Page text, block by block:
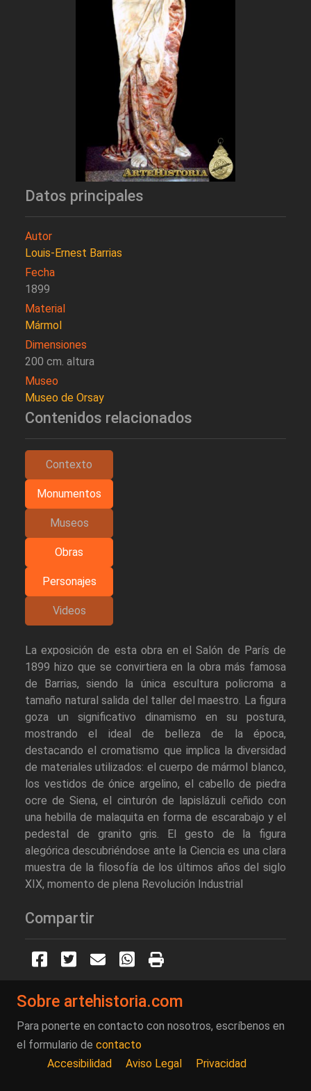
Datos principales
Autor
Louis-Ernest Barrias
Fecha
1899
Material
Mármol
Dimensiones
200 cm. altura
Museo
Museo de Orsay
Contenidos relacionados
Contexto
Monumentos
Museos
Obras
Personajes
Videos
La exposición de esta obra en el Salón de París de
1899 hizo que se convirtiera en la obra más famosa
de Barrias, siendo la única escultura policroma a
tamaño natural salida del taller del maestro. La figura
goza un significativo dinamismo en su postura,
mostrando el ideal de belleza de la época,
destacando el cromatismo que implica la diversidad
de materiales utilizados: el cuerpo de mármol blanco,
los vestidos de ónice argelino, el cabello de piedra
ocre de Siena, el cinturón de lapislázuli ceñido con
una hebilla de malaquita en forma de escarabajo y el
pedestal de granito gris. El gesto de la figura
alegórica descubriéndose ante la Ciencia es una clara
muestra de la filosofía de los últimos años del siglo
XIX, momento de plena Revolución Industrial
Compartir
Sobre artehistoria.com
Para ponerte en contacto con nosotros, escríbenos en
el formulario de contacto
Accesibilidad
Aviso Legal Privacidad